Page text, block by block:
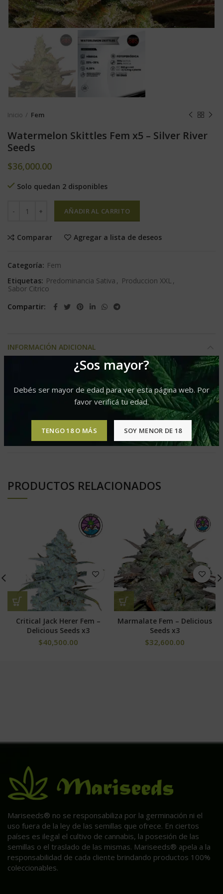
¿Sos mayor?
Debés ser mayor de edad para ver esta página web. Por
favor verificá tu edad.
TENGO 18 O MÁS SOY MENOR DE 18
Inicio Fem
Watermelon Skittles Fem x5 – Silver River
Seeds
$36,000.00
Solo quedan 2 disponibles
AÑADIR AL CARRITO
Comparar Agregar a lista de deseos
Categoría: Fem
Etiquetas: Predominancia Sativa , Produccion XXL ,
Sabor Citrico
Compartir
INFORMACIÓN ADICIONAL
Silver River Seeds
Sativa
XXL
PRODUCTOS RELACIONADOS
Critical Jack Herer Fem –
Delicious Seeds x3
$40,500.00
Marmalate Fem – Delicious
Seeds x3
$32,600.00
Mariseeds® no se responsabiliza por la germinación ni el
uso fuera de la ley de las semillas que ofrece. En ciertos
países es ilegal el cultivo de cannabis, la posesión de las
semillas o el traslado de las mismas. Mariseeds® apela a la
responsabilidad de cada cliente brindando productos 100%
coleccionables.